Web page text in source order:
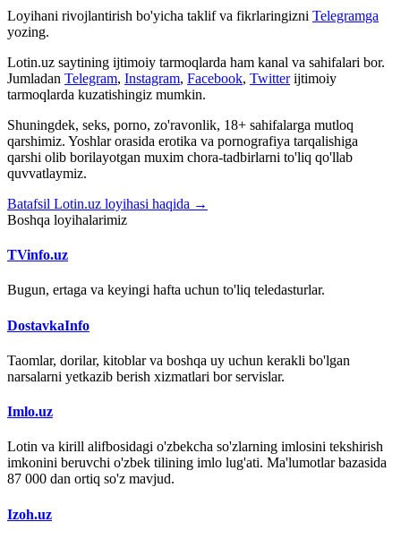
Loyihani rivojlantirish bo'yicha taklif va fikrlaringizni Telegramga
yozing.
Lotin.uz saytining ijtimoiy tarmoqlarda ham kanal va sahifalari bor.
Jumladan Telegram, Instagram, Facebook, Twitter ijtimoiy
tarmoqlarda kuzatishingiz mumkin.
Shuningdek, seks, porno, zo'ravonlik, 18+ sahifalarga mutloq
qarshimiz. Yoshlar orasida erotika va pornografiya tarqalishiga
qarshi olib borilayotgan muxim chora-tadbirlarni to'liq qo'llab
quvvatlaymiz.
Batafsil Lotin.uz loyihasi haqida →
Boshqa loyihalarimiz
TVinfo.uz
Bugun, ertaga va keyingi hafta uchun to'liq teledasturlar.
DostavkaInfo
Taomlar, dorilar, kitoblar va boshqa uy uchun kerakli bo'lgan
narsalarni yetkazib berish xizmatlari bor servislar.
Imlo.uz
Lotin va kirill alifbosidagi o'zbekcha so'zlarning imlosini tekshirish
imkonini beruvchi o'zbek tilining imlo lug'ati. Ma'lumotlar bazasida
87 000 dan ortiq so'z mavjud.
Izoh.uz